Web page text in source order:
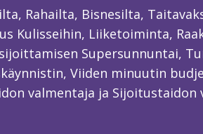
Rahailta, Bisnesilta,
Kulisseihin, Liiketoiminta,
Supersunnuntai,
Viiden minuutin
valmentaja ja Sijoitustaidon